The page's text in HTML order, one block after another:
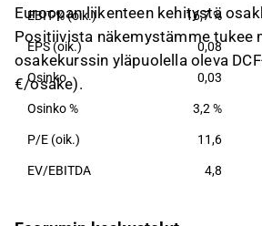
Euroopan liikenteen kehitystä
Positiivista näkemystämme tukee
osakekurssin yläpuolella oleva
€/osake).
EBIT-% (oik.) 16,7 %
EPS (oik.) 0,08
Osinko 0,03
Osinko % 3,2 %
P/E (oik.) 11,6
EV/EBITDA 4,8